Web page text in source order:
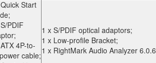
Start
PDIF
4P-to-
cable;
1 x S/PDIF optical adaptors;
1 x Low-profile Bracket;
1 x RightMark Audio Analyzer 6.0.6